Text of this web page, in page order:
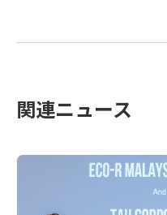
関連ニュース